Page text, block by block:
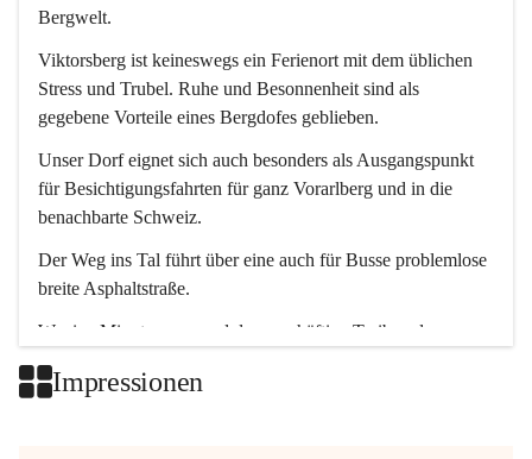
Bergwelt.
Viktorsberg ist keineswegs ein Ferienort mit dem üblichen
Stress und Trubel. Ruhe und Besonnenheit sind als
gegebene Vorteile eines Bergdofes geblieben.
Unser Dorf eignet sich auch besonders als Ausgangspunkt
für Besichtigungsfahrten für ganz Vorarlberg und in die
benachbarte Schweiz.
Der Weg ins Tal führt über eine auch für Busse problemlose
breite Asphaltstraße.
Wenige Minuten nur, und das geschäftige Treiben der
Impressionen